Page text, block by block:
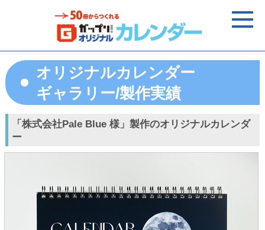
オリジナルカレンダー
ギャラリー/製作実績
「株式会社Pale Blue 様」製作のオリジナルカレンダ
ー